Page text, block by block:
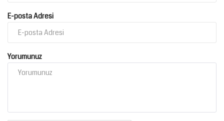
E-posta Adresi
Yorumunuz